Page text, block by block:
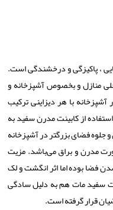
، پاکیزگی و درخشندگی است.
منازل و بخصوص آشپزخانه و
با هر دیزاینی ترکیب
از کابینت مدرن سفید به
فضای بزرگتر در آشپزخانه
مدرن و براق می‌باشد. مزیت
فضا بوده اما اثر انگشت و لک
مات هم به دلیل سادگی
قرار گرفته است.